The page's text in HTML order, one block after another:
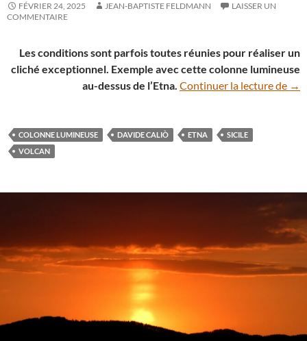
FÉVRIER 24, 2025 JEAN-BAPTISTE FELDMANN
LAISSER UN
COMMENTAIRE
Les conditions sont parfois toutes réunies pour réaliser un
cliché exceptionnel. Exemple avec cette colonne lumineuse
au-dessus de l’Etna. Continuer la lecture de →
COLONNE LUMINEUSE DAVIDE CALIÒ ETNA
SICILE
VOLCAN